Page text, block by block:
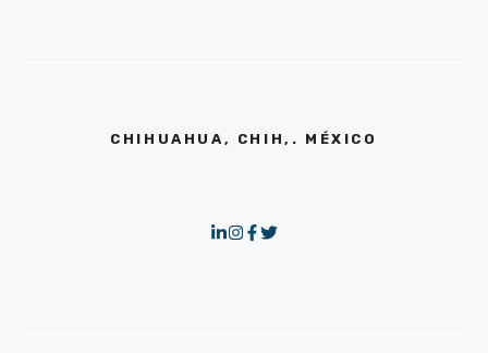
CHIHUAHUA, CHIH,. MÉXICO